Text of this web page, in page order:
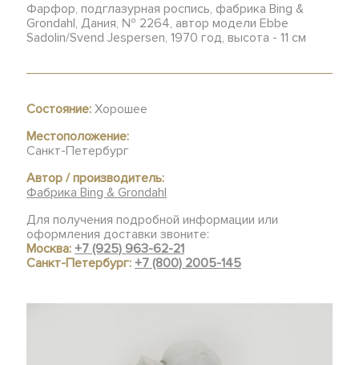
Фарфор, подглазурная роспись, фабрика Bing &
Grondahl, Дания, № 2264, автор модели Ebbe
Sadolin/Svend Jespersen, 1970 год, высота - 11 см
Состояние: Хорошее
Местоположение:
Санкт-Петербург
Автор / производитель:
Фабрика Bing & Grondahl
Для получения подробной информации или
оформления доставки звоните:
Москва:+7 (925) 963-62-21
Санкт-Петербург:+7 (800) 2005-145